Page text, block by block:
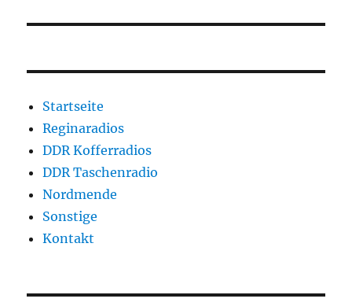
Startseite
Reginaradios
DDR Kofferradios
DDR Taschenradio
Nordmende
Sonstige
Kontakt